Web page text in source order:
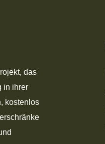
das
in ihrer
kostenlos